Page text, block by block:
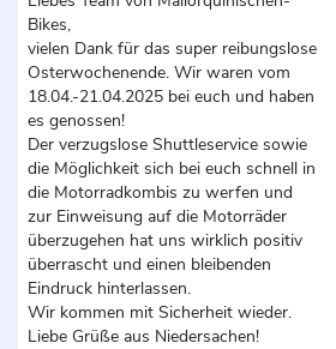
Bikes,
vielen Dank für das super reibungslose
Osterwochenende. Wir waren vom
18.04.-21.04.2025 bei euch und haben
es genossen!
Der verzugslose Shuttleservice sowie
die Möglichkeit sich bei euch schnell in
die Motorradkombis zu werfen und
zur Einweisung auf die Motorräder
überzugehen hat uns wirklich positiv
überrascht und einen bleibenden
Eindruck hinterlassen.
Wir kommen mit Sicherheit wieder.
Liebe Grüße aus Niedersachen!